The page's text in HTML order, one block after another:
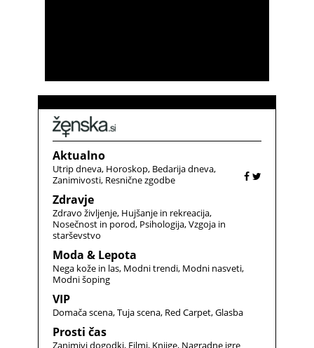
Aktualno
Utrip dneva Horoskop Bedarija dneva
Zanimivosti Resnične zgodbe
Zdravje
Zdravo življenje Hujšanje in rekreacija
Nosečnost in porod Psihologija Vzgoja in
starševstvo
Moda & Lepota
Nega kože in las Modni trendi Modni nasveti
Modni šoping
VIP
Domača scena Tuja scena Red Carpet Glasba
Prosti čas
Zanimivi dogodki Filmi Knjige Nagradne igre